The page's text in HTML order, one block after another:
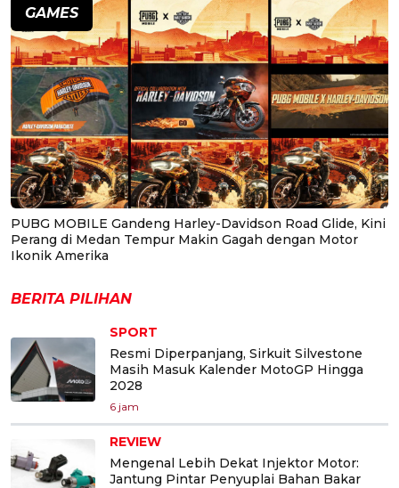
GAMES
PUBG MOBILE Gandeng Harley-Davidson Road Glide, Kini
Perang di Medan Tempur Makin Gagah dengan Motor
Ikonik Amerika
BERITA PILIHAN
SPORT
Resmi Diperpanjang, Sirkuit Silvestone
Masih Masuk Kalender MotoGP Hingga
2028
6 jam
REVIEW
Mengenal Lebih Dekat Injektor Motor:
Jantung Pintar Penyuplai Bahan Bakar